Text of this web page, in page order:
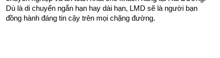
Dù là di chuyển ngắn hạn hay dài hạn, LMD sẽ là người bạn
đồng hành đáng tin cậy trên mọi chặng đường.